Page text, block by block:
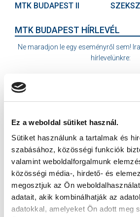
Ez a weboldal sütiket használ.
Sütiket használunk a tartalmak és
szabásához, közösségi funkciók
valamint weboldalforgalmunk
közösségi média-, hirdető- és
megosztjuk az Ön
adatait, akik kombinálhatják az
adatokkal, amelyeket Ön adott meg
MTK BUDAPEST II
MTK BUDAPEST HÍRLEVÉL
Ne maradjon le egy eseményről sem!
hírlevelünkre:
FELIRATKOZOM